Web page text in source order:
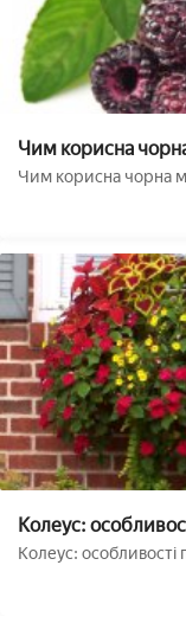
Чим корисна
Чим корисна чорна
Колеус:
грунті
Колеус: особливості